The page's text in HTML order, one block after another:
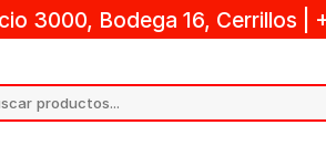
3000, Bodega 16, Cerrillos